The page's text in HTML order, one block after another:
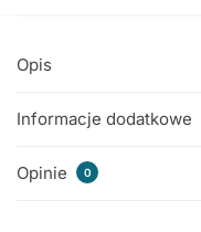
Opis
Informacje dodatkowe
Opinie 0